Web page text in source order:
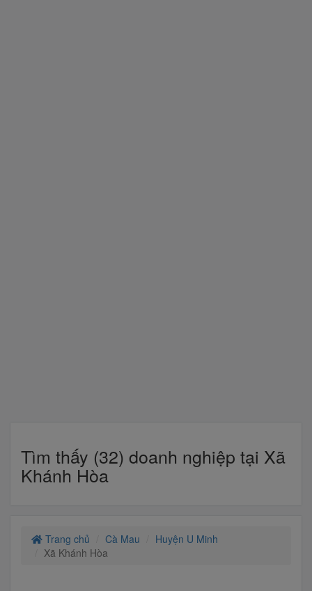
Tìm thấy (32) doanh nghiệp tại Xã
Khánh Hòa
Trang chủ Cà Mau
Huyện U Minh
Xã Khánh Hòa